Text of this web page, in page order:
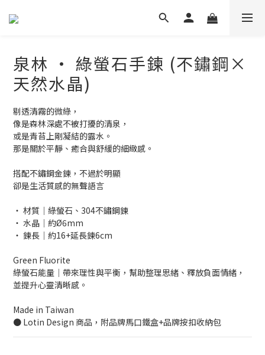
泉林 ‧ 綠螢石手鍊 (不鏽鋼×
天然水晶)
剔透清霧的微綠，
像是森林深處不被打擾的清泉，
或是青苔上剛凝結的露水。
那是關於平靜、癒合與舒緩的細緻感。
搭配不鏽鋼金鍊，不過於明顯
卻是生活質感的無聲語言
‧ 材質│綠螢石、304不鏽鋼鍊
‧ 水晶│約Ø6mm
‧ 鍊長│約16+延長鍊6cm
Green Fluorite
綠螢石能量│帶來理性與平衡，幫助整理思緒、釋放負面情緒，
並提升心靈清晰感。
Made in Taiwan
● Lotin Design 商品，附品牌馬口鐵盒+品牌按扣收納包